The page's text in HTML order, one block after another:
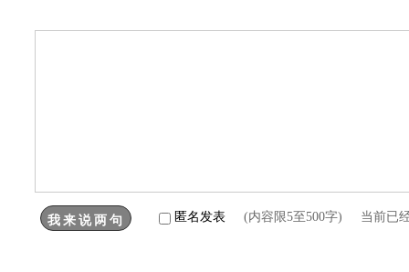
匿名发表 (内容限5至500字) 当前已